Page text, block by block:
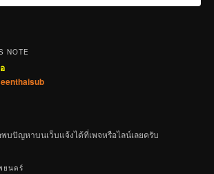
NOTE
บปัญหาบนเว็บแจ้งได้ที่เพจหรือไลน์เลยครับ
ยนตร์